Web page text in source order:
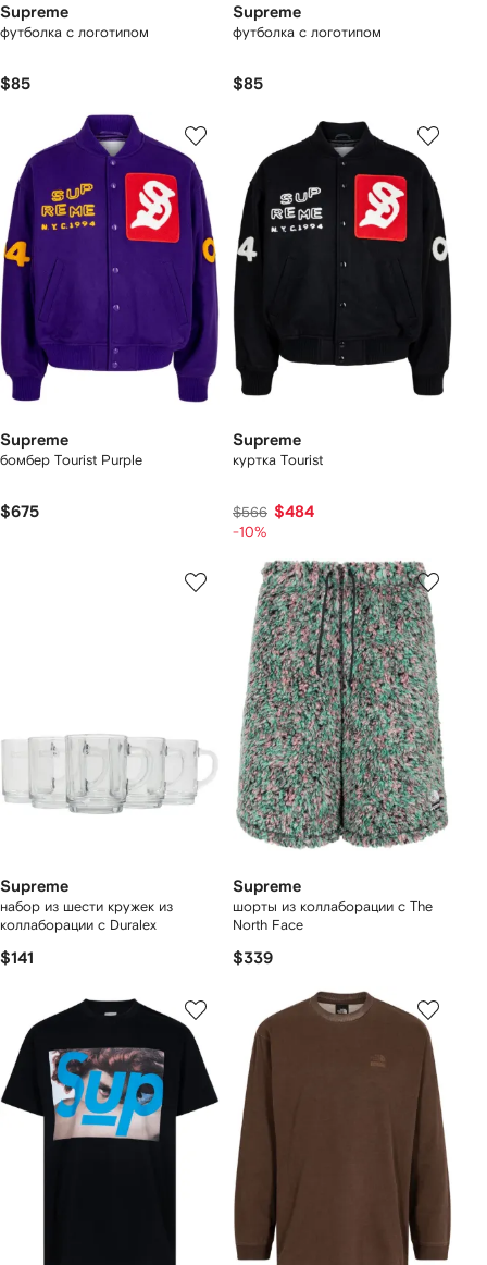
Supreme
футболка с логотипом
$85
Supreme
футболка с логотипом
$85
Supreme
бомбер Tourist Purple
$675
Supreme
куртка Tourist
$566 $484
-10%
Supreme
набор из шести кружек из
коллаборации с Duralex
$141
Supreme
шорты из коллаборации с The
North Face
$339